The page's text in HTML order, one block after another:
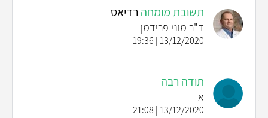
תשובת מומחה רדיאס
ד"ר מוני פרידמן
13/12/2020 | 19:36
תודה רבה
א
13/12/2020 | 21:08